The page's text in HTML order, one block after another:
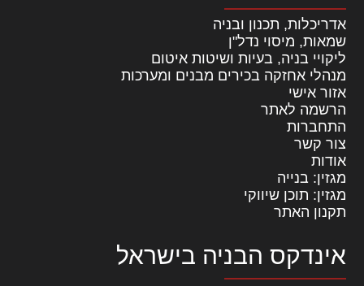
אדריכלות, תכנון ובניה
שמאות, מיסוי נדל"ן
ליקויי בניה, בעיות ושיטות איטום
מנהלי אחזקה בכירים מבנים ומערכות
אזור אישי
הרשמה לאתר
התחברות
צור קשר
אודות
מגזין: בנייה
מגזין: תוכן שיווקי
תקנון האתר
אינדקס הבניה בישראל